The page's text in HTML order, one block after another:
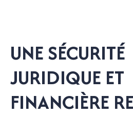
UNE SÉCURITÉ
JURIDIQUE ET
FINANCIÈRE